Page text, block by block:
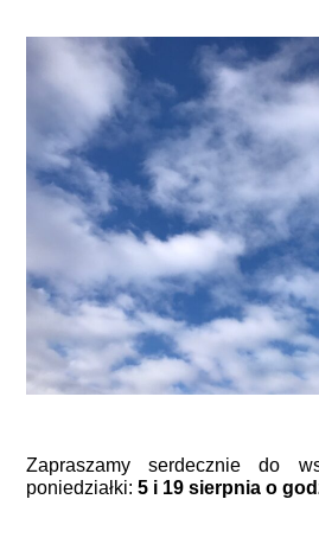
Zapraszamy serdecznie do
poniedziałki: 5 i 19 sierpnia o